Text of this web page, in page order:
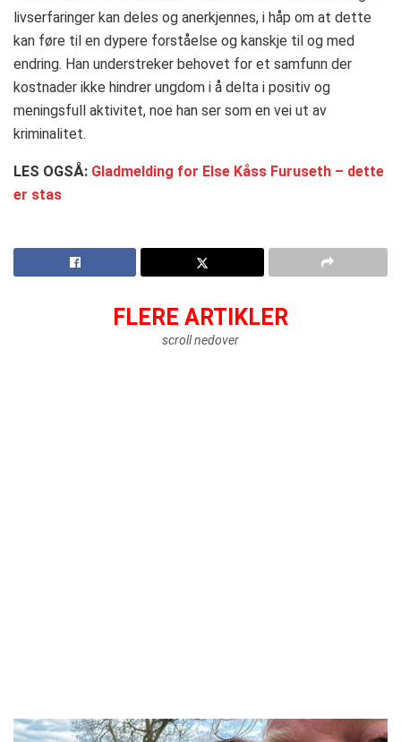
livserfaringer kan deles og anerkjennes, i håp om at dette
kan føre til en dypere forståelse og kanskje til og med
endring. Han understreker behovet for et samfunn der
kostnader ikke hindrer ungdom i å delta i positiv og
meningsfull aktivitet, noe han ser som en vei ut av
kriminalitet.
LES OGSÅ: Gladmelding for Else Kåss Furuseth – dette
er stas
FLERE ARTIKLER
scroll nedover